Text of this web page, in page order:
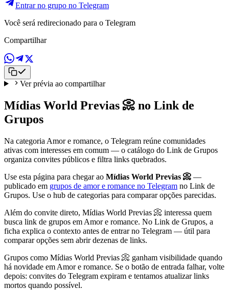
Entrar no grupo no Telegram
Você será redirecionado para o Telegram
Compartilhar
Ver prévia ao compartilhar
Mídias World Previas 📀 no Link de
Grupos
Na categoria Amor e romance, o Telegram reúne comunidades
ativas com interesses em comum — o catálogo do Link de Grupos
organiza convites públicos e filtra links quebrados.
Use esta página para chegar ao Mídias World Previas 📀 —
publicado em grupos de amor e romance no Telegram no Link de
Grupos. Use o hub de categorias para comparar opções parecidas.
Além do convite direto, Mídias World Previas 📀 interessa quem
busca link de grupos em Amor e romance. No Link de Grupos, a
ficha explica o contexto antes de entrar no Telegram — útil para
comparar opções sem abrir dezenas de links.
Grupos como Mídias World Previas 📀 ganham visibilidade quando
há novidade em Amor e romance. Se o botão de entrada falhar, volte
depois: convites do Telegram expiram e tentamos atualizar links
mortos quando possível.